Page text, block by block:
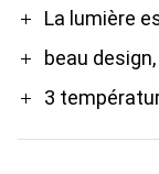
ProLa lumière
beau
3